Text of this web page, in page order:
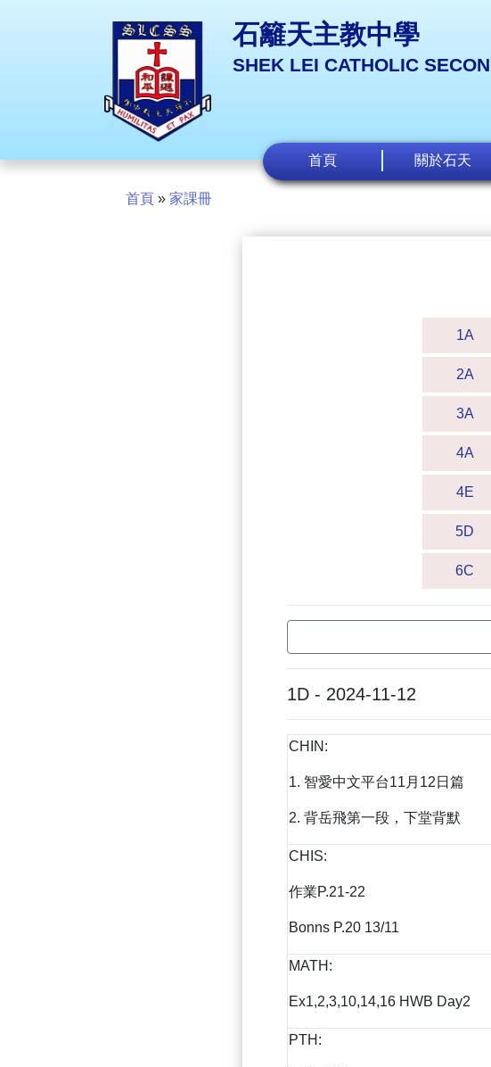
石籬天主教中學
SHEK LEI CATHOLIC
首頁 關於石天
首頁 » 家課冊
1A
2A
3A
4A
4E
5D
6C
1D - 2024-11-12
CHIN:
1. 智愛中文平台11月12日篇
2. 背岳飛第一段，下堂背默
CHIS:
作業P.21-22
Bonns P.20 13/11
MATH:
Ex1,2,3,10,14,16 HWB Day2
PTH: